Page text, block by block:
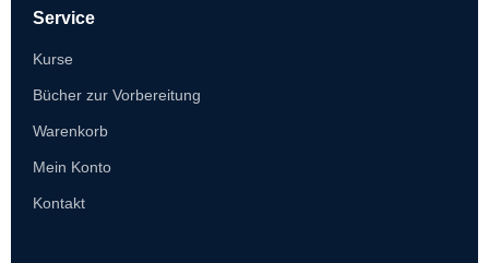
Service
Kurse
Bücher zur Vorbereitung
Warenkorb
Mein Konto
Kontakt